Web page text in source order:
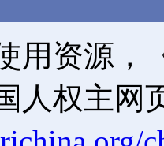
用资源，
人权主网